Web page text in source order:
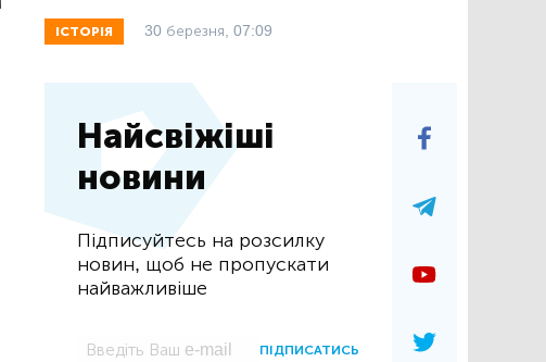
ІСТОРІЯ 30 березня, 07:09
Найсвіжіші
новини
Підписуйтесь на розсилку
новин, щоб не пропускати
найважливіше
ПІДПИСАТИСЬ